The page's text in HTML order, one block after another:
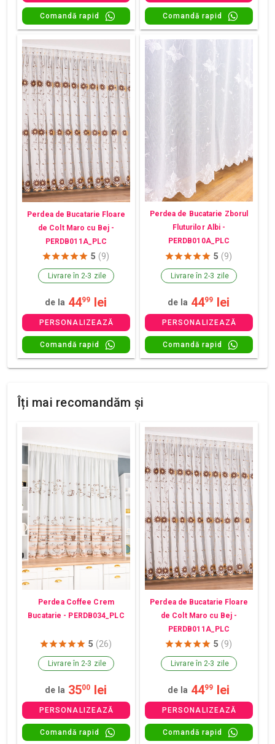
Comandă rapid Comandă rapid
Perdea de Bucatarie Floare
de Colt Maro cu Bej -
PERDB011A_PLC
5 (9)
Livrare în 2-3 zile
de la 4499 lei
PERSONALIZEAZĂ
Comandă rapid
Perdea de Bucatarie Zborul
Fluturilor Albi -
PERDB010A_PLC
5 (9)
Livrare în 2-3 zile
de la 4499 lei
PERSONALIZEAZĂ
Comandă rapid
Îți mai recomandăm și
Perdea Coffee Crem
Bucatarie - PERDB034_PLC
5 (26)
Livrare în 2-3 zile
de la 3500 lei
PERSONALIZEAZĂ
Comandă rapid
Perdea de Bucatarie Floare
de Colt Maro cu Bej -
PERDB011A_PLC
5 (9)
Livrare în 2-3 zile
de la 4499 lei
PERSONALIZEAZĂ
Comandă rapid